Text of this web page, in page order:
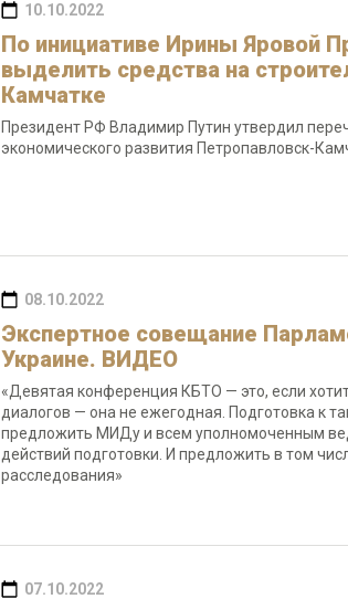
10.10.2022
По инициативе Ирины Яровой
выделить средства на
Камчатке
Президент РФ Владимир Путин утвердил
экономического развития Петропавловск-
08.10.2022
Экспертное совещание
Украине. ВИДЕО
«Девятая конференция КБТО — это, если
диалогов — она не ежегодная. Подготовка к
предложить МИДу и всем уполномоченным
действий подготовки. И предложить в том
расследования»
07.10.2022